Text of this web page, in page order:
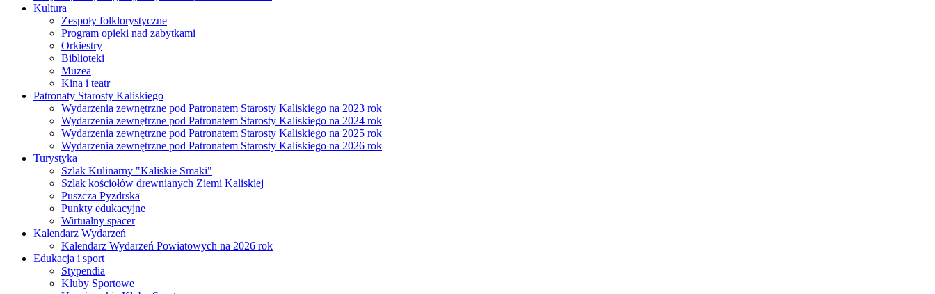
Kultura
Zespoły folklorystyczne
Program opieki nad zabytkami
Orkiestry
Biblioteki
Muzea
Kina i teatr
Patronaty Starosty Kaliskiego
Wydarzenia zewnętrzne pod Patronatem Starosty Kaliskiego na 2023 rok
Wydarzenia zewnętrzne pod Patronatem Starosty Kaliskiego na 2024 rok
Wydarzenia zewnętrzne pod Patronatem Starosty Kaliskiego na 2025 rok
Wydarzenia zewnętrzne pod Patronatem Starosty Kaliskiego na 2026 rok
Turystyka
Szlak Kulinarny "Kaliskie Smaki"
Szlak kościołów drewnianych Ziemi Kaliskiej
Puszcza Pyzdrska
Punkty edukacyjne
Wirtualny spacer
Kalendarz Wydarzeń
Kalendarz Wydarzeń Powiatowych na 2026 rok
Edukacja i sport
Stypendia
Kluby Sportowe